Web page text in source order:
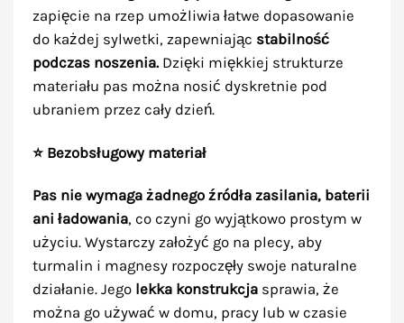
zapięcie na rzep umożliwia łatwe dopasowanie
do każdej sylwetki, zapewniając stabilność
podczas noszenia.Dzięki miękkiej strukturze
materiału pas można nosić dyskretnie pod
ubraniem przez cały dzień.
⭐ Bezobsługowy materiał
Pas nie wymaga żadnego źródła zasilania, baterii
ani ładowania, co czyni go wyjątkowo prostym w
użyciu. Wystarczy założyć go na plecy, aby
turmalin i magnesy rozpoczęły swoje naturalne
działanie. Jego lekka konstrukcja sprawia, że
można go używać w domu, pracy lub w czasie